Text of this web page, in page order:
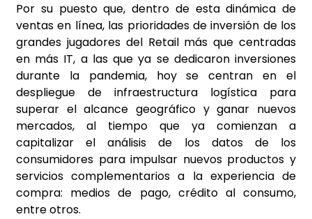
Por su puesto que, dentro de esta dinámica de
ventas en línea, las prioridades de inversión de los
grandes jugadores del Retail más que centradas
en más IT, a las que ya se dedicaron inversiones
durante la pandemia, hoy se centran en el
despliegue de infraestructura logística para
superar el alcance geográfico y ganar nuevos
mercados, al tiempo que ya comienzan a
capitalizar el análisis de los datos de los
consumidores para impulsar nuevos productos y
servicios complementarios a la experiencia de
compra: medios de pago, crédito al consumo,
entre otros.